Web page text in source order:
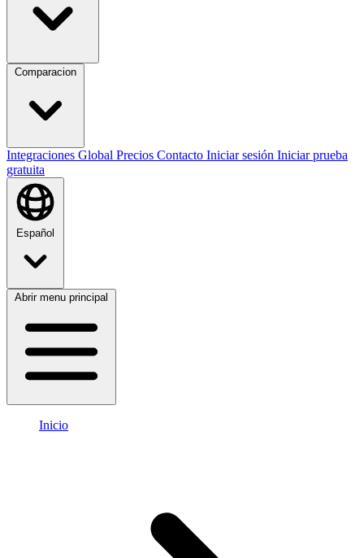
Comparacion
Integraciones Global Precios Contacto Iniciar sesión Iniciar prueba
gratuita
Español
Abrir menu principal
Inicio